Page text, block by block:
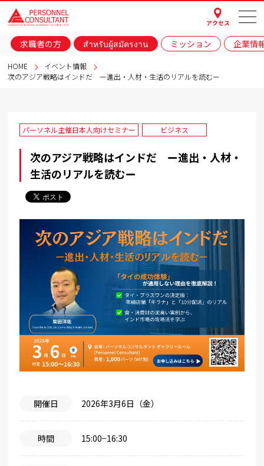
アクセス
求職者の方 สำหรับผู้สมัครงาน ミッション 企業情
HOME
イベント情報
次のアジア戦略はインドだ ー進出・人材・生活のリアルを読むー
パーソネル主催日本人向けセミナー ビジネス
次のアジア戦略はインドだ ー進出・人材・
生活のリアルを読むー
開催日 2026年3月6日（金）
時間 15:00−16:30